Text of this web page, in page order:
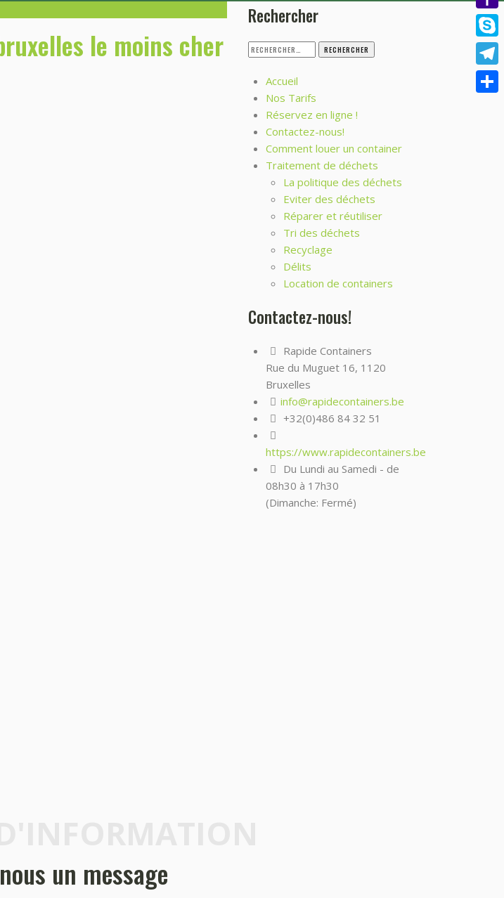
le moins cher
un message
Rechercher
Rechercher :
Accueil
Nos Tarifs
Réservez en ligne !
Contactez-nous!
Comment louer un container
Traitement de déchets
La politique des déchets
Eviter des déchets
Réparer et réutiliser
Tri des déchets
Recyclage
Délits
Location de containers
Contactez-nous!
Rapide Containers
Rue du Muguet 16, 1120
Bruxelles
info@rapidecontainers.be
+32(0)486 84 32 51
https://www.rapidecontainers.be
Du Lundi au Samedi - de
08h30 à 17h30
(Dimanche: Fermé)
Mail
Skype